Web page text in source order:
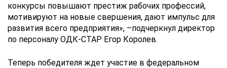
конкурсы повышают престиж рабочих профессий,
мотивируют на новые свершения, дают импульс для
развития всего предприятия», –подчеркнул директор
по персоналу ОДК-СТАР Егор Королев.
Теперь победителя ждет участие в федеральном